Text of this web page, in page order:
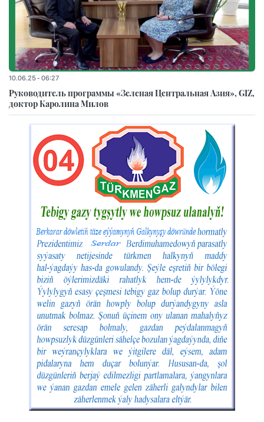
10.06.25 - 06:27
Руководитель программы «Зеленая Центральная Азия», GIZ,
доктор Каролина Милов